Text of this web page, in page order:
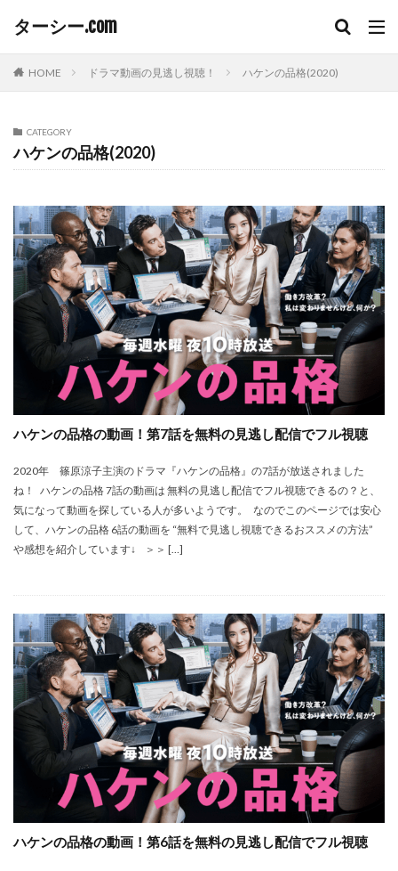
ターシー.com
HOME ドラマ動画の見逃し視聴！ ハケンの品格(2020)
CATEGORY
ハケンの品格(2020)
ハケンの品格の動画！第7話を無料の見逃し配信でフル視聴
2020年 篠原涼子主演のドラマ『ハケンの品格』の7話が放送されました
ね！ ハケンの品格 7話の動画は 無料の見逃し配信でフル視聴できるの？と、
気になって動画を探している人が多いようです。 なのでこのページでは安心
して、ハケンの品格 6話の動画を “無料で見逃し視聴できるおススメの方法”
や感想を紹介しています↓ ＞＞ […]
ハケンの品格の動画！第6話を無料の見逃し配信でフル視聴